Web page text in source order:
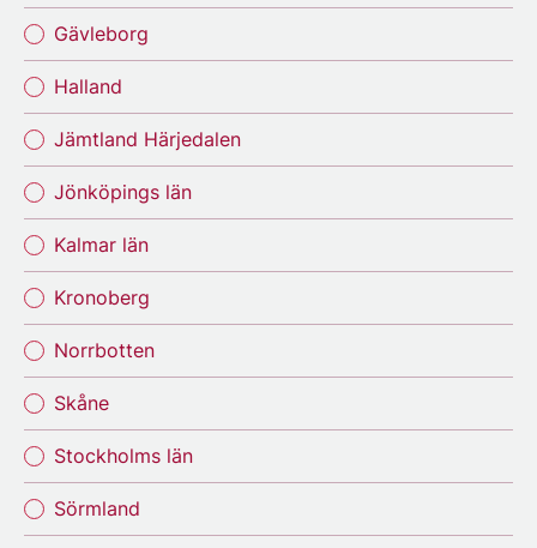
Gävleborg
Halland
Jämtland Härjedalen
Jönköpings län
Kalmar län
Kronoberg
Norrbotten
Skåne
Stockholms län
Sörmland